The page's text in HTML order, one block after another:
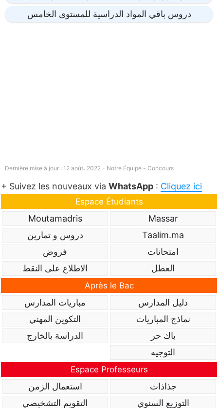
دروس باقي المواد الدراسية للمستوى الخامس
Dernière mise à jour : 12 août، 2022 - Notre Équipe - Concours
+ Suivez les nouveaux via WhatsApp : Cliquez ici
Espace Étudiants
Massar
Moutamadris
Taalim.ma
دروس و تمارين
امتحانات
فروض
العطل
الاطلاع على النقط
Après le Bac
دليل المدارس
مباريات المدارس
نماذج المباريات
التكوين المهني
باك حر
الدراسة بالخارج
التوجيه
Espace Professeurs
جذاذات
استعمال الزمن
التوزيع السنوي
التقويم التشخيصي